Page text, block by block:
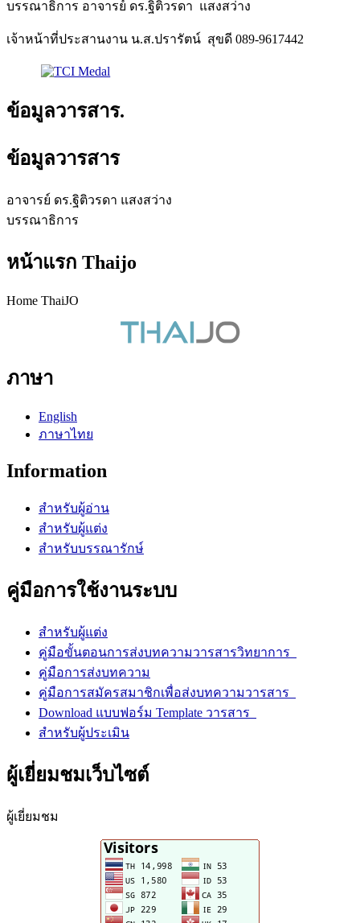
บรรณาธิการ อาจารย์ ดร.ฐิติวรดา แสงสว่าง
เจ้าหน้าที่ประสานงาน น.ส.ปรารัตน์ สุขดี 089-9617442
ข้อมูลวารสาร.
ข้อมูลวารสาร
อาจารย์ ดร.ฐิติวรดา แสงสว่าง
บรรณาธิการ
หน้าแรก Thaijo
Home ThaiJO
ภาษา
English
ภาษาไทย
Information
สำหรับผู้อ่าน
สำหรับผู้แต่ง
สำหรับบรรณารักษ์
คู่มือการใช้งานระบบ
สำหรับผู้แต่ง
คู่มือขั้นตอนการส่งบทความวารสารวิทยาการ
คู่มือการส่งบทความ
คู่มือการสมัครสมาชิกเพื่อส่งบทความวารสาร
Download แบบฟอร์ม Template วารสาร
สำหรับผู้ประเมิน
ผู้เยี่ยมชมเว็บไซต์
ผู้เยี่ยมชม